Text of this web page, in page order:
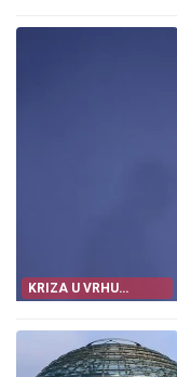
KRIZA U VRHU
NJEMAČKE